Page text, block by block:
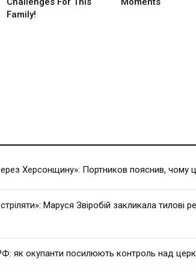
Херсонщину»: Портников пояснив, чому
Маруся Звіробій закликала тилові
як окупанти посилюють контроль над